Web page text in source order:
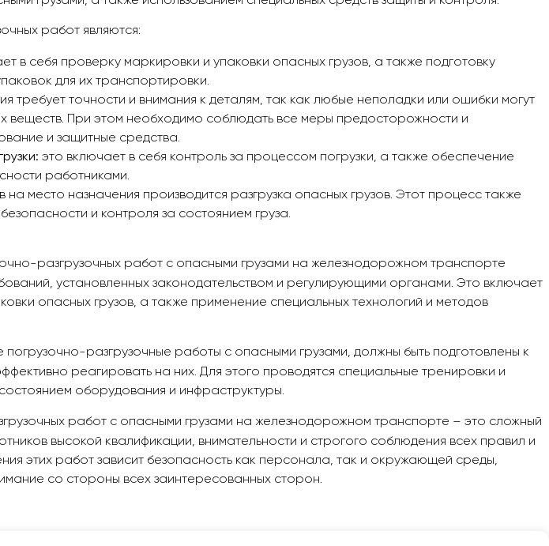
работ являются:
в себя проверку маркировки и упаковки опасных грузов, а также подготовку
для их транспортировки.
требует точности и внимания к деталям, так как любые неполадки или ошибки могут
веществ. При этом необходимо соблюдать все меры предосторожности и
и защитные средства.
это включает в себя контроль за процессом погрузки, а также обеспечение
работниками.
на место назначения производится разгрузка опасных грузов. Этот процесс также
и контроля за состоянием груза.
разгрузочных работ с опасными грузами на железнодорожном транспорте
установленных законодательством и регулирующими органами. Это включает
опасных грузов, а также применение специальных технологий и методов
разгрузочные работы с опасными грузами, должны быть подготовлены к
реагировать на них. Для этого проводятся специальные тренировки и
оборудования и инфраструктуры.
работ с опасными грузами на железнодорожном транспорте – это сложный
высокой квалификации, внимательности и строгого соблюдения всех правил и
этих работ зависит безопасность как персонала, так и окружающей среды,
со стороны всех заинтересованных сторон.